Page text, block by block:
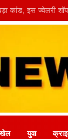
10 अगस्त को
खेल युवा